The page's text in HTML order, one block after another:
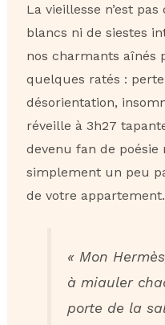
La vieillesse n’est
blancs ni de siestes
nos charmants aînés
quelques ratés :
désorientation,
réveille à 3h27
devenu fan de poésie
simplement un peu
de votre appartement.
« Mon
à miauler
porte de la